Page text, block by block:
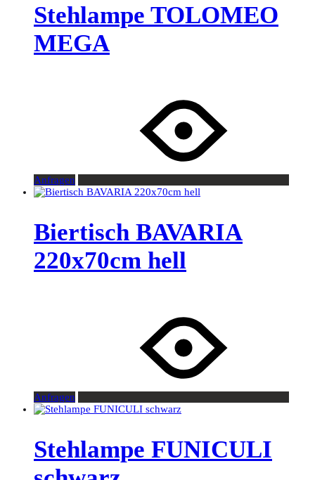
Stehlampe TOLOMEO
MEGA
Anfragen
Biertisch BAVARIA
220x70cm hell
Anfragen
Stehlampe FUNICULI